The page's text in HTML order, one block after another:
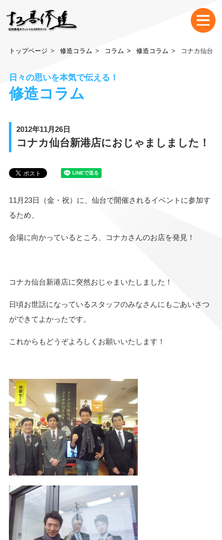
トップページ 修造コラム コラム 修造コラム コナカ仙台
日々の思いを本気で伝える！
修造コラム
2012年11月26日
コナカ仙台新港店におじゃましました！
11月23日（金・祝）に、仙台で開催されるイベントに参加す
るため、
会場に向かっているところ、コナカさんのお店を発見！
コナカ仙台新港店に突然おじゃまいたしました！
日頃お世話になっているスタッフのみなさんにもごあいさつ
ができてよかったです。
これからもどうぞよろしくお願いいたします！